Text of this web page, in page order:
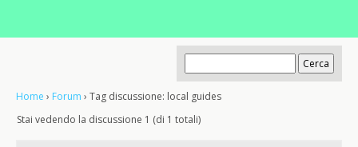
Home › Forum › Tag discussione: local guides
Stai vedendo la discussione 1 (di 1 totali)